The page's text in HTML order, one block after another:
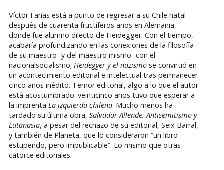
Víctor Farías está a punto de regresar a su Chile natal
después de cuarenta fructíferos años en Alemania,
donde fue alumno dilecto de Heidegger. Con el tiempo,
acabaría profundizando en las conexiones de la filosofía
de su maestro -y del maestro mismo- con el
nacionalsocialismo; Heidegger y el nazismose convirtió en
un acontecimiento editorial e intelectual tras permanecer
cinco años inédito. Temor editorial, algo a lo que el autor
está acostumbrado: veinticinco años tuvo que esperar a
la imprenta La izquierda chilena. Mucho menos ha
tardado su última obra, Salvador Allende. Antisemitismo y
Eutanasia, a pesar del rechazo de su editorial, Seix Barral,
y también de Planeta, que lo consideraron “un libro
estupendo, pero impublicable”. Lo mismo que otras
catorce editoriales.